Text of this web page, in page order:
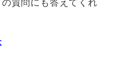
質問にも答えてくれ